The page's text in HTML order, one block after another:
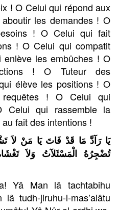
! O Celui qui répond aux
les demandes ! O
! O Celui qui fait
! O Celui qui compatit
les embûches ! O
! O Tuteur des
élève les positions ! O
! O Celui qui
Celui qui rassemble la
fait des intentions !
يَا رَآدَّ مَا قَدْ فَاتَ يَا مَنْ لاَ
تُضْجِرُهُ الْمَسْئَلآتُ وَلاَ
Yâ Man lâ tachtabihu
tudh-jiruhu-l-mas’alâtu